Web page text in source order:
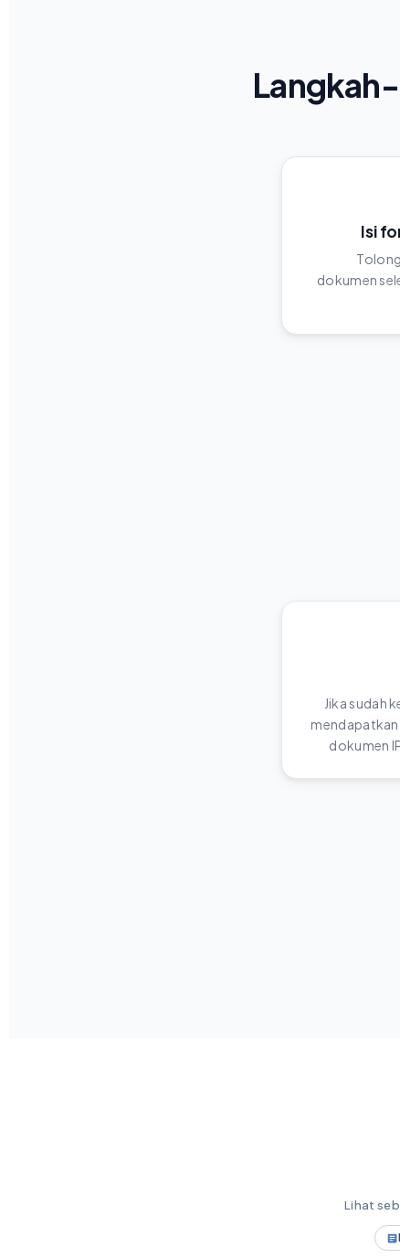
Isi
dokumen
Jika sudah
dokumen
Lihat